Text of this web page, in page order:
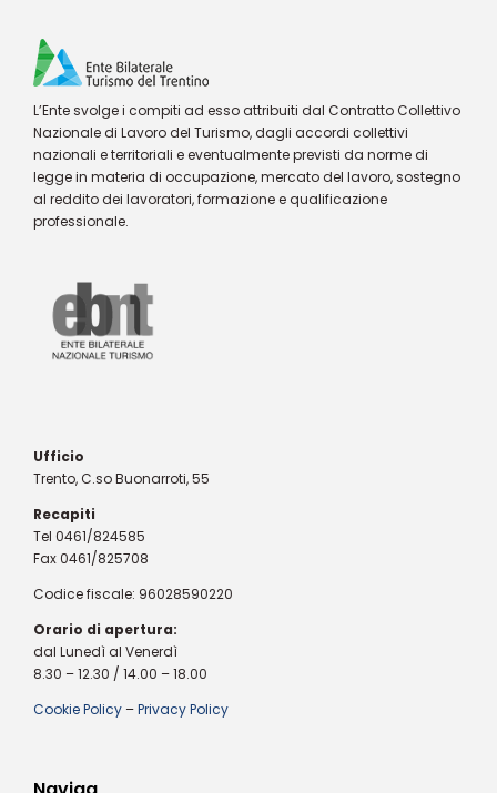
L’Ente svolge i compiti ad esso attribuiti dal Contratto Collettivo
Nazionale di Lavoro del Turismo, dagli accordi collettivi
nazionali e territoriali e eventualmente previsti da norme di
legge in materia di occupazione, mercato del lavoro, sostegno
al reddito dei lavoratori, formazione e qualificazione
professionale.
Ufficio
Trento, C.so Buonarroti, 55
Recapiti
Tel 0461/824585
Fax 0461/825708
Codice fiscale: 96028590220
Orario di apertura:
dal Lunedì al Venerdì
8.30 – 12.30 / 14.00 – 18.00
Cookie Policy –Privacy Policy